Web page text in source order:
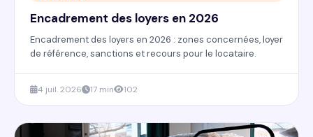
Encadrement des loyers en 2026
Encadrement des loyers en 2026 : zones concernées, loyer
de référence, sanctions et recours pour le locataire.
4 juil. 2026 17 min 102